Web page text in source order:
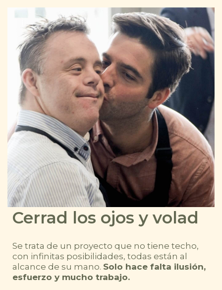
Cerrad los ojos y volad
Se trata de un proyecto que no tiene techo,
con infinitas posibilidades, todas están al
alcance de su mano. Solo hace falta ilusión,
esfuerzo y mucho trabajo.